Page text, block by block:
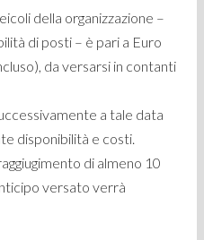
della organizzazione –
di posti – è pari a Euro
da versarsi in contanti
a tale data
disponibilità e costi.
di almeno 10
versato verrà